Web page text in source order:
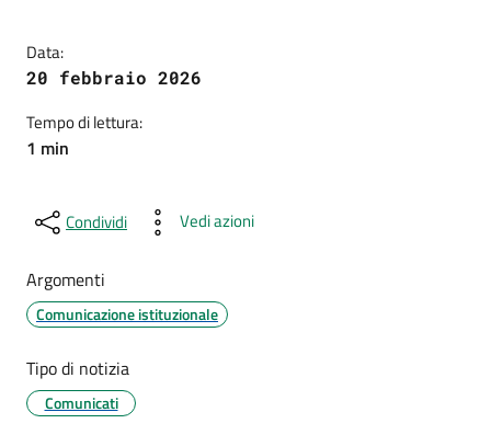
Data:
20 febbraio 2026
Tempo di lettura:
1 min
Condividi Vedi azioni
Argomenti
Comunicazione istituzionale
Tipo di notizia
Comunicati